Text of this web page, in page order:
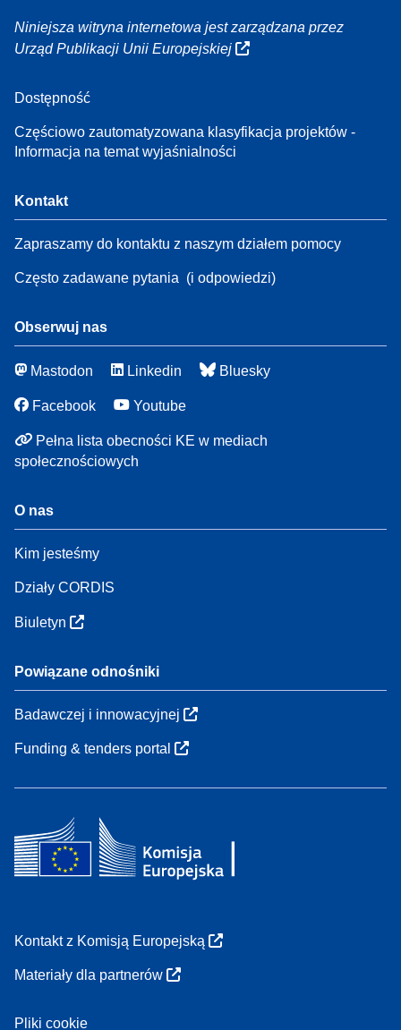
Niniejsza witryna internetowa jest zarządzana przez
Urząd Publikacji Unii Europejskiej
Dostępność
Częściowo zautomatyzowana klasyfikacja projektów -
Informacja na temat wyjaśnialności
Kontakt
Zapraszamy do kontaktu z naszym działem pomocy
Często zadawane pytania (i odpowiedzi)
Obserwuj nas
Mastodon Linkedin Bluesky
Facebook Youtube
Pełna lista obecności KE w mediach
społecznościowych
O nas
Kim jesteśmy
Działy CORDIS
Biuletyn
Powiązane odnośniki
Badawczej i innowacyjnej
Funding & tenders portal
Kontakt z Komisją Europejską
Materiały dla partnerów
Pliki cookie